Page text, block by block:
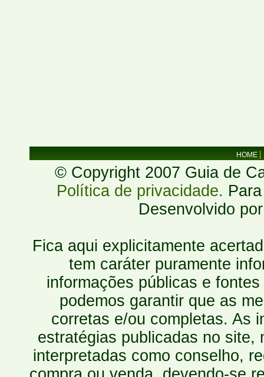
HOME
© Copyright 2007 Guia de
Política de privacidade.
Desenvolvido
Fica aqui explicitamente
tem caráter puramente
informações públicas e
podemos garantir que as
corretas e/ou completas. As
estratégias publicadas no site,
interpretadas como conselho,